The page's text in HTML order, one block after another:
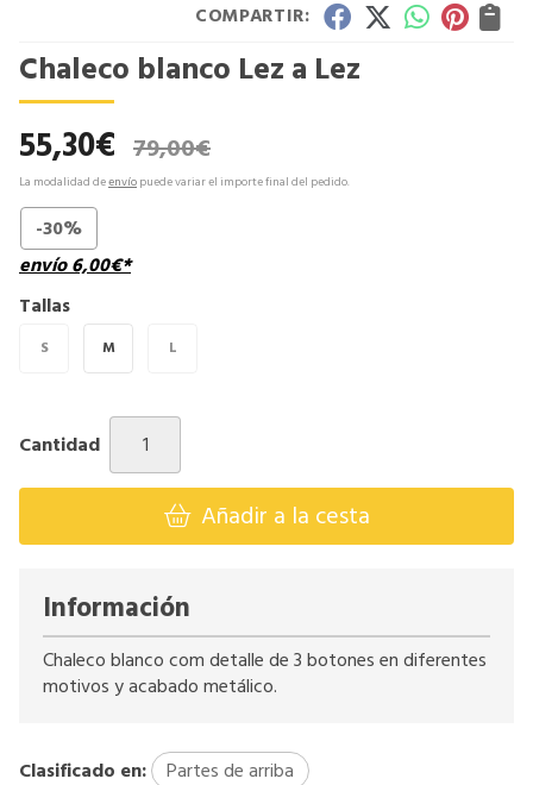
COMPARTIR:
Chaleco blanco Lez a Lez
55,30€ 79,00€
La modalidad deenvío puede variar el importe final del pedido.
-30%
envío6,00€*
Tallas
S M L
Cantidad
Añadir a la cesta
Información
Chaleco blanco com detalle de 3 botones en diferentes
motivos y acabado metálico.
Clasificado en: Partes de arriba